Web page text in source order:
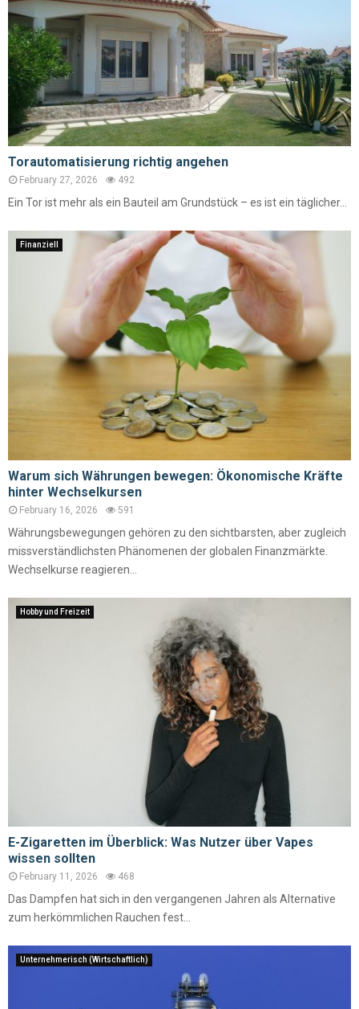
Torautomatisierung richtig angehen
February 27, 2026 492
Ein Tor ist mehr als ein Bauteil am Grundstück – es ist ein täglicher...
Finanziell
Warum sich Währungen bewegen: Ökonomische Kräfte
hinter Wechselkursen
February 16, 2026 591
Währungsbewegungen gehören zu den sichtbarsten, aber zugleich
missverständlichsten Phänomenen der globalen Finanzmärkte.
Wechselkurse reagieren...
Hobby und Freizeit
E-Zigaretten im Überblick: Was Nutzer über Vapes
wissen sollten
February 11, 2026 468
Das Dampfen hat sich in den vergangenen Jahren als Alternative
zum herkömmlichen Rauchen fest...
Unternehmerisch (Wirtschaftlich)